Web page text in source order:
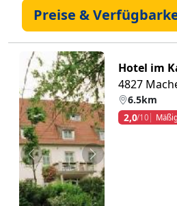
Preise &
Zurück Weiter
Hotel im
4827
6.5km
2,0/10 Mäßig